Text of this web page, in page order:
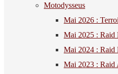
Motodysseus
Mai 2026 :
Mai 2025 : Raid
Mai 2024 : Raid
Mai 2023 : Raid